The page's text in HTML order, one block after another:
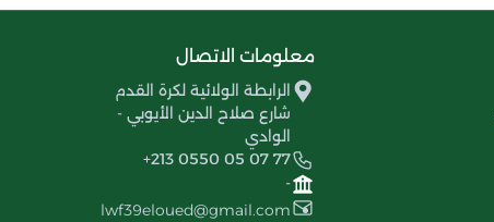
معلومات الاتصال
الرابطة الولائية لكرة القدم
شارع صلاح الدين الأيوبي -
الوادي
+213 0550 05 07 77
-
lwf39eloued@gmail.com